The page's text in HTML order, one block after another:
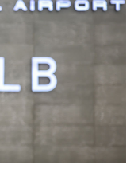
- Президент